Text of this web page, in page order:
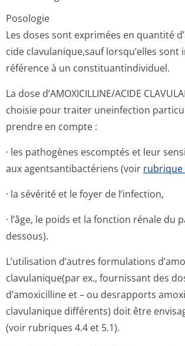
Posologie
Les doses sont exprimées en quantité
cide clavulanique,sauf lorsqu’elles sont
référence à un constituantin­dividuel.
La dose d’AMOXICILLINE/A­CIDE
choisie pour traiter uneinfection
prendre en compte :
· les pathogènes escomptés et leur
aux agentsantibac­tériens (voir rubrique
· la sévérité et le foyer de l’infection,
· l’âge, le poids et la fonction rénale du
dessous).
L’utilisation d’autres formulations
clavulanique(par ex., fournissant des
d’amoxicilline et – ou desrapports
clavulanique différents) doit être
(voir rubriques 4.4 et 5.1).